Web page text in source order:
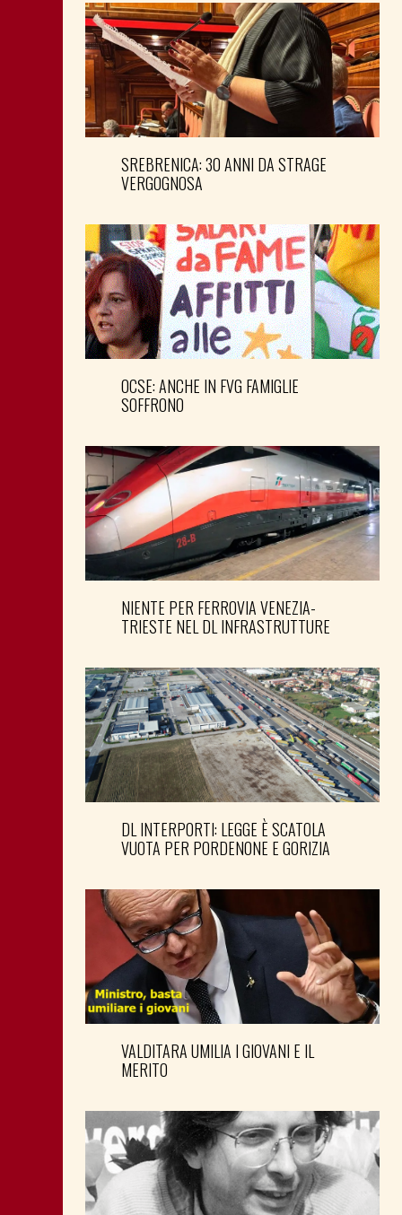
SREBRENICA: 30 ANNI DA STRAGE
VERGOGNOSA
OCSE: ANCHE IN FVG FAMIGLIE
SOFFRONO
NIENTE PER FERROVIA VENEZIA-
TRIESTE NEL DL INFRASTRUTTURE
DL INTERPORTI: LEGGE È SCATOLA
VUOTA PER PORDENONE E GORIZIA
VALDITARA UMILIA I GIOVANI E IL
MERITO